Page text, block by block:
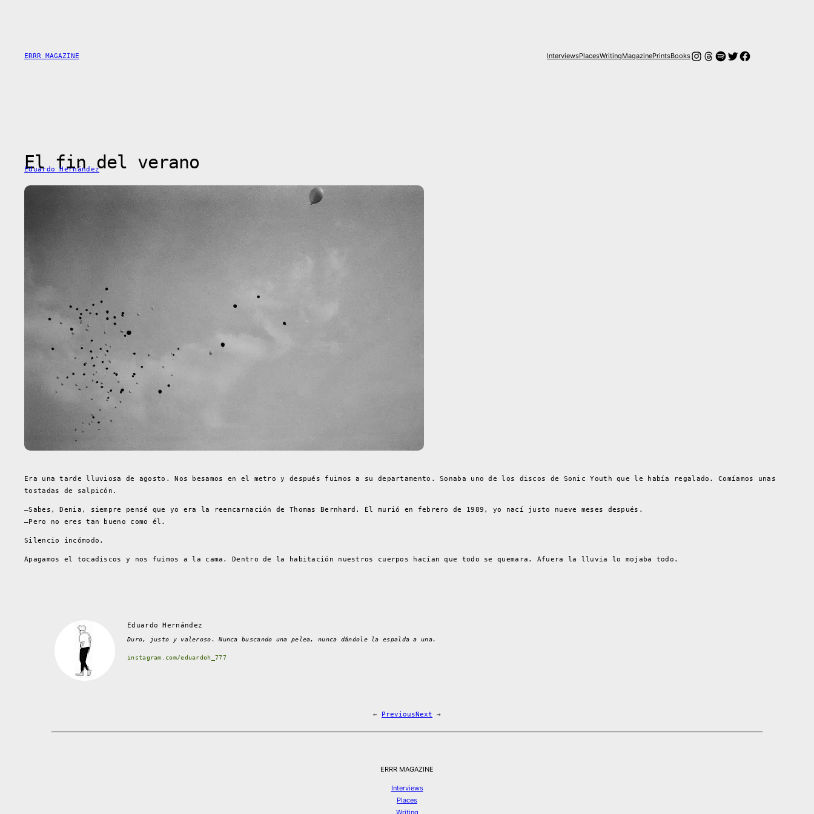
ERRR MAGAZINE InterviewsPlacesWritingMagazinePrintsBooksInstagram
Threads
Spotify
Twitter
Facebook
El fin del verano
Eduardo Hernández
Era una tarde lluviosa de agosto. Nos besamos en el metro y después fuimos a su departamento. Sonaba uno de los discos de Sonic Youth que le había regalado. Comíamos unas
tostadas de salpicón.
–Sabes, Denia, siempre pensé que yo era la reencarnación de Thomas Bernhard. Él murió en febrero de 1989, yo nací justo nueve meses después.
–Pero no eres tan bueno como él.
Silencio incómodo.
Apagamos el tocadiscos y nos fuimos a la cama. Dentro de la habitación nuestros cuerpos hacían que todo se quemara. Afuera la lluvia lo mojaba todo.
Eduardo Hernández
Duro, justo y valeroso. Nunca buscando una pelea, nunca dándole la espalda a una.
instagram.com/eduardoh_777
← PreviousNext →
ERRR MAGAZINE
Interviews
Places
Writing